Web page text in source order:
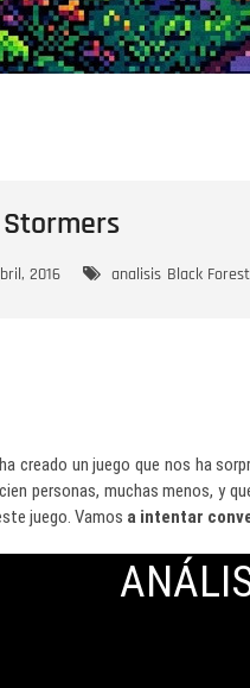
Stormers
2016 analisis Black
ha creado un juego que nos ha
personas, muchas menos, y
juego. Vamos a intentar